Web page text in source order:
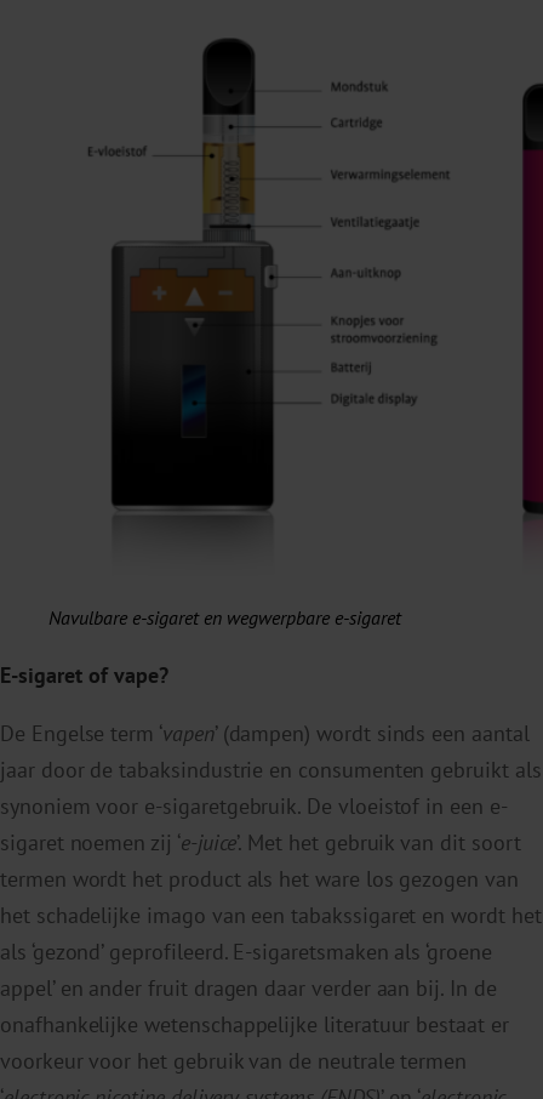
Navulbare e-sigaret en wegwerpbare e-sigaret
E-sigaret of vape?
De Engelse term ‘vapen’ (dampen) wordt sinds een aantal
jaar door de tabaksindustrie en consumenten gebruikt als
synoniem voor e-sigaretgebruik. De vloeistof in een e-
sigaret noemen zij ‘e-juice’. Met het gebruik van dit soort
termen wordt het product als het ware los gezogen van
het schadelijke imago van een tabakssigaret en wordt het
als ‘gezond’ geprofileerd. E-sigaretsmaken als ‘groene
appel’ en ander fruit dragen daar verder aan bij. In de
onafhankelijke wetenschappelijke literatuur bestaat er
voorkeur voor het gebruik van de neutrale termen